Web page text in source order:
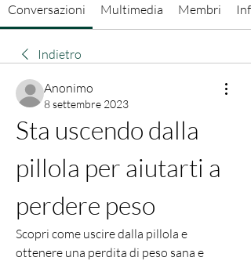
Conversazioni Multimedia Membri Info
Indietro
Anonimo
8 settembre 2023
Sta uscendo dalla
pillola per aiutarti a
perdere peso
Scopri come uscire dalla pillola e
ottenere una perdita di peso sana e